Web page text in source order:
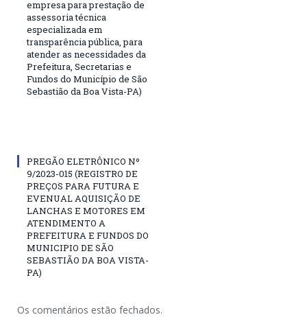
empresa para prestação de
assessoria técnica
especializada em
transparência pública, para
atender as necessidades da
Prefeitura, Secretarias e
Fundos do Município de São
Sebastião da Boa Vista-PA)
PREGÃO ELETRÔNICO Nº
9/2023-015 (REGISTRO DE
PREÇOS PARA FUTURA E
EVENUAL AQUISIÇÃO DE
LANCHAS E MOTORES EM
ATENDIMENTO A
PREFEITURA E FUNDOS DO
MUNICIPIO DE SÃO
SEBASTIÃO DA BOA VISTA-
PA)
Os comentários estão fechados.